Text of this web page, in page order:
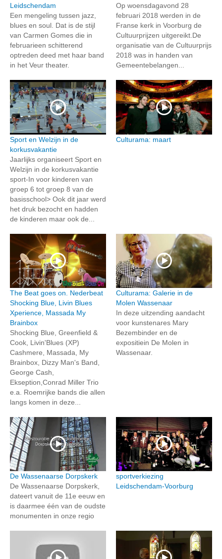
Leidschendam
Een mengeling tussen jazz,
blues en soul. Dat is de stijl
van Carmen Gomes die in
februarieen schitterend
optreden deed met haar band
in het Veur theater.
Op woensdagavond 28
februari 2018 werden in de
Franse kerk in Voorburg de
Cultuurprijzen uitgereikt.De
organisatie van de Cultuurprijs
2018 was in handen van
Gemeentebelangen...
Sport en Welzijn in de
korkusvakantie
Jaarlijks organiseert Sport en
Welzijn in de korkusvakantie
sport-In voor kinderen van
groep 6 tot groep 8 van de
basisschool> Ook dit jaar werd
het druk bezocht en hadden
de kinderen maar ook de...
Culturama: maart
The Beat goes on. Nederbeat
Shocking Blue, Livin Blues
Xperience, Massada My
Brainbox
Shocking Blue, Greenfield &
Cook, Livin'Blues (XP)
Cashmere, Massada, My
Brainbox, Dizzy Man's Band,
George Cash,
Ekseption,Conrad Miller Trio
e.a. Roemrijke bands die allen
langs komen in deze...
Culturama: Galerie in de
Molen Wassenaar
In deze uitzending aandacht
voor kunstenares Mary
Bezembinder en de
expositiein De Molen in
Wassenaar.
De Wassenaarse Dorpskerk
De Wassenaarse Dorpskerk,
dateert vanuit de 11e eeuw en
is daarmee één van de oudste
monumenten in onze regio
sportverkiezing
Leidschendam-Voorburg